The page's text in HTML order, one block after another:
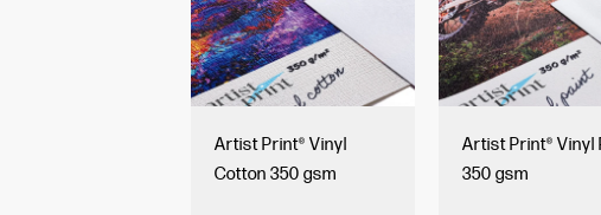
Artist Print® Vinyl
Cotton 350 gsm
Artist Print® Vinyl
350 gsm